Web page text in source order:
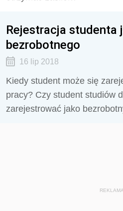
Rejestracja studenta
bezrobotnego
16 lip 2018
Kiedy student może się
pracy? Czy student studiów
zarejestrować jako
REKLAMA